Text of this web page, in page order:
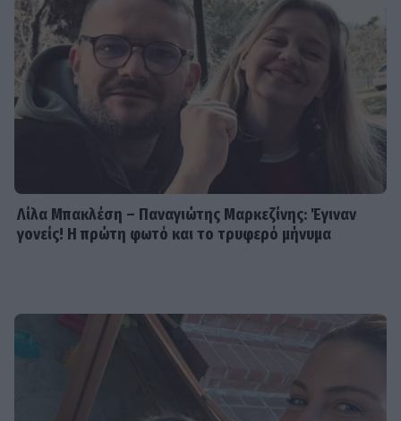
Λίλα Μπακλέση – Παναγιώτης Μαρκεζίνης: Έγιναν
γονείς! Η πρώτη φωτό και το τρυφερό μήνυμα